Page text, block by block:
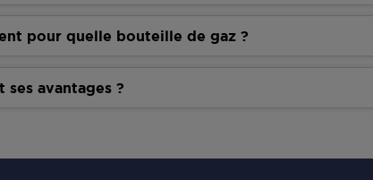
pour quelle bouteille de gaz ?
ses avantages ?